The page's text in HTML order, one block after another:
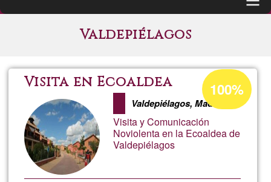
navigation
Valdepiélagos
Visita en Ecoaldea
Valdepiélagos, Madrid
Visita y Comunicación
Noviolenta en la Ecoaldea de
Valdepiélagos
Percentatge
d'acceptació
de
G1
100%